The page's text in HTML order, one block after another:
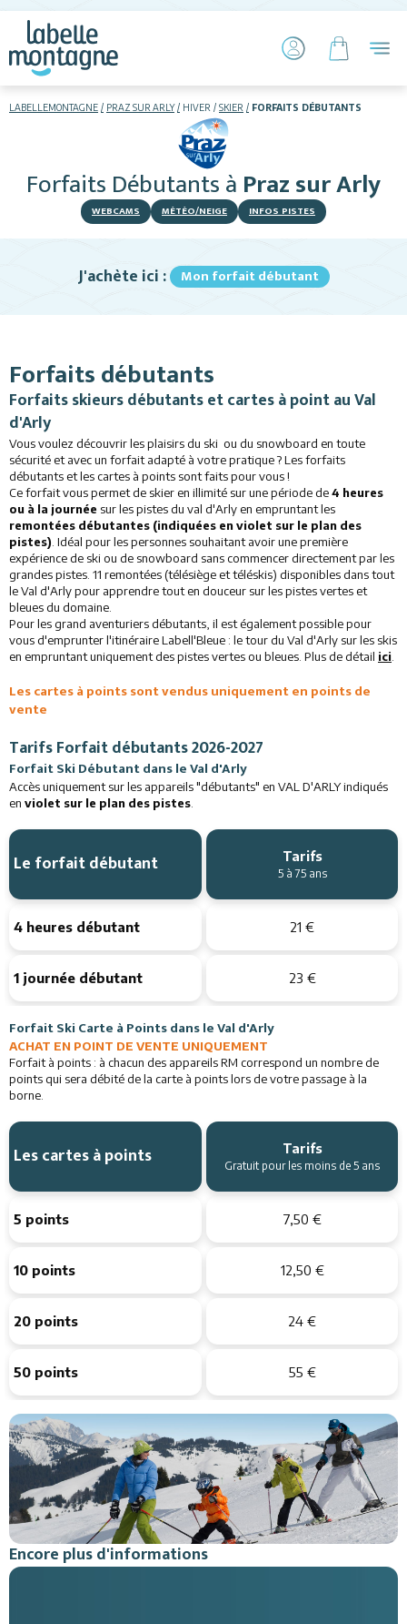
LABELLEMONTAGNE PRAZ SUR ARLY HIVER SKIER FORFAITS DÉBUTANTS
Forfaits Débutantsà Praz sur Arly
WEBCAMS MÉTÉO/NEIGE INFOS PISTES
Activités
Restaurants
Animations
Services
J'achète ici : Mon forfait débutant
Forfaits débutants
Forfaits skieurs débutants et cartes à point au Val
d'Arly
Vous voulez découvrir les plaisirs du ski ou du snowboard en toute
sécurité et avec un forfait adapté à votre pratique ? Les forfaits
débutants et les cartes à points sont faits pour vous !
Ce forfait vous permet de skier en illimité sur une période de4 heures
ou à la journée sur les pistes du val d'Arly en empruntant les
remontées débutantes (indiquées en violet sur le plan des
pistes) . Idéal pour les personnes souhaitant avoir une première
expérience de ski ou de snowboard sans commencer directement par les
grandes pistes. 11 remontées (télésiège et téléskis) disponibles dans tout
le Val d'Arly pour apprendre tout en douceur sur les pistes vertes et
bleues du domaine.
Pour les grand aventuriers débutants, il est également possible pour
vous d'emprunter l'itinéraire Labell'Bleue : le tour du Val d'Arly sur les skis
en empruntant uniquement des pistes vertes ou bleues. Plus de détail ici
Les cartes à points sont vendus uniquement en points de
vente
Tarifs Forfait débutants 2026-2027
Forfait Ski Débutant dans le Val d'Arly
Accès uniquement sur les appareils "débutants" en VAL D'ARLY indiqués
en violet sur le plan des pistes
Le forfait débutant Tarifs
5 à 75 ans
4 heures débutant 21 €
1 journée débutant 23 €
Forfait Ski Carte à Points dans le Val d'Arly
ACHAT EN POINT DE VENTE UNIQUEMENT
Forfait à points : à chacun des appareils RM correspond un nombre de
points qui sera débité de la carte à points lors de votre passage à la
borne.
Les cartes à points Tarifs
Gratuit pour les moins de 5 ans
5 points 7,50 €
10 points 12,50 €
20 points 24 €
50 points 55 €
Encore plus d'informations